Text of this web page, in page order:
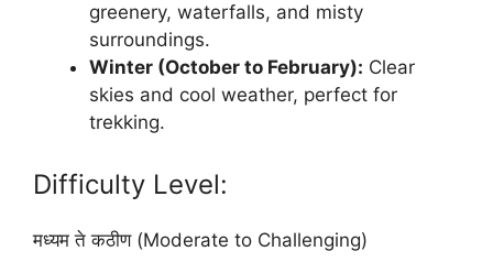
greenery, waterfalls, and misty
surroundings.
Winter (October to February): Clear
skies and cool weather, perfect for
trekking.
Difficulty Level:
मध्यम ते कठीण (Moderate to Challenging)